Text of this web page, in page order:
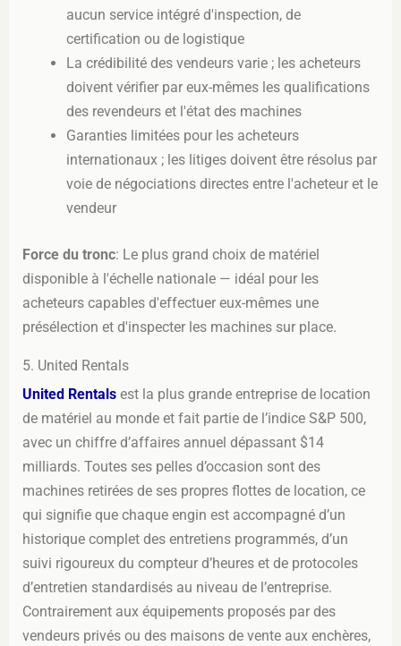
aucun service intégré d'inspection, de
certification ou de logistique
La crédibilité des vendeurs varie ; les acheteurs
doivent vérifier par eux-mêmes les qualifications
des revendeurs et l'état des machines
Garanties limitées pour les acheteurs
internationaux ; les litiges doivent être résolus par
voie de négociations directes entre l'acheteur et le
vendeur
Force du tronc: Le plus grand choix de matériel
disponible à l'échelle nationale — idéal pour les
acheteurs capables d'effectuer eux-mêmes une
présélection et d'inspecter les machines sur place.
5. United Rentals
United Rentals est la plus grande entreprise de location
de matériel au monde et fait partie de l’indice S&P 500,
avec un chiffre d’affaires annuel dépassant $14
milliards. Toutes ses pelles d’occasion sont des
machines retirées de ses propres flottes de location, ce
qui signifie que chaque engin est accompagné d’un
historique complet des entretiens programmés, d’un
suivi rigoureux du compteur d’heures et de protocoles
d’entretien standardisés au niveau de l’entreprise.
Contrairement aux équipements proposés par des
vendeurs privés ou des maisons de vente aux enchères,